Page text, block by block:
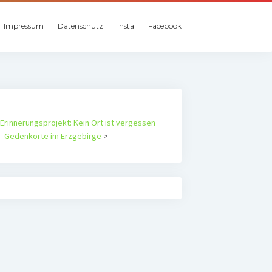
Impressum Datenschutz Insta Facebook
Erinnerungsprojekt: Kein Ort ist vergessen
- Gedenkorte im Erzgebirge >